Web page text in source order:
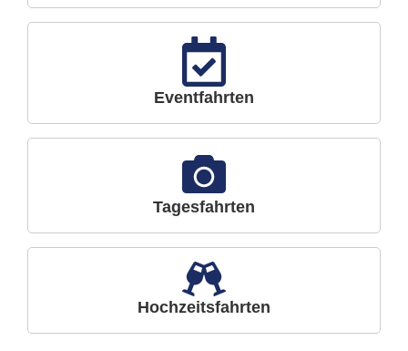
Eventfahrten
Tagesfahrten
Hochzeitsfahrten